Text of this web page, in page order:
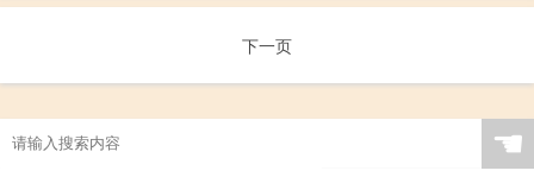
下一页
☚